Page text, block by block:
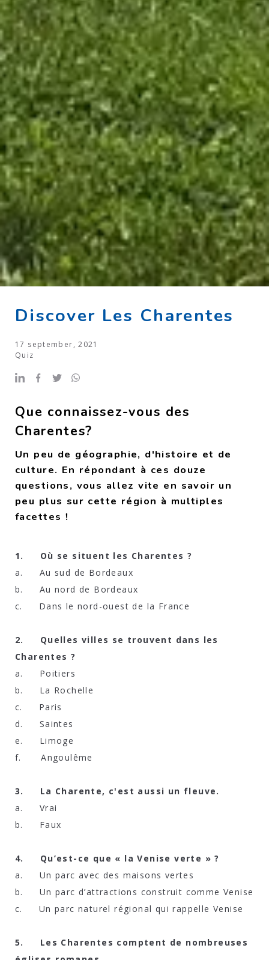
Discover Les Charentes
17 september, 2021
Quiz
Que connaissez-vous des
Charentes?
Un peu de géographie, d'histoire et de
culture. En répondant à ces douze
questions, vous allez vite en savoir un
peu plus sur cette région à multiples
facettes !
1. Où se situent les Charentes ?
a. Au sud de Bordeaux
b. Au nord de Bordeaux
c. Dans le nord-ouest de la France
2. Quelles villes se trouvent dans les
Charentes ?
a. Poitiers
b. La Rochelle
c. Paris
d. Saintes
e. Limoge
f. Angoulême
3. La Charente, c'est aussi un fleuve.
a. Vrai
b. Faux
4. Qu’est-ce que « la Venise verte » ?
a. Un parc avec des maisons vertes
b. Un parc d’attractions construit comme Venise
c. Un parc naturel régional qui rappelle Venise
5. Les Charentes comptent de nombreuses